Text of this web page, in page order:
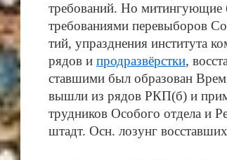
тре­бо­ва­ний. Но ми­тин­гую­щие
тре­бо­ва­ния­ми пе­ре­вы­бо­ров
тий, уп­разд­не­ния ин­сти­ту­та
ря­дов и прод­раз­вёр­ст­ки,
став­ши­ми был об­ра­зо­ван
вы­шли из ря­дов РКП(б) и
труд­ни­ков Осо­бо­го от­де­ла и
штадт. Осн. ло­зунг